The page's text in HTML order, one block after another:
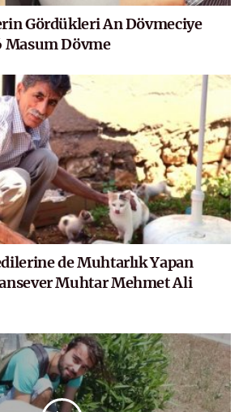
Gördükleri An Dövmeciye
Masum Dövme
de Muhtarlık Yapan
Muhtar Mehmet Ali